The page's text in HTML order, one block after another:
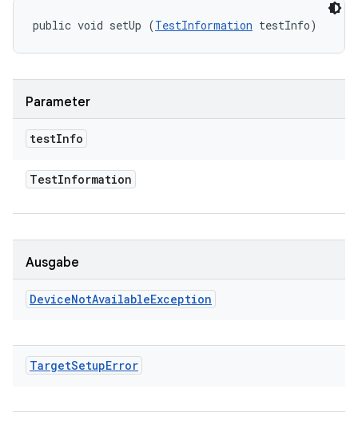
public void setUp (TestInformation testInfo)
Parameter
testInfo
TestInformation
Ausgabe
DeviceNotAvailableException
TargetSetupError